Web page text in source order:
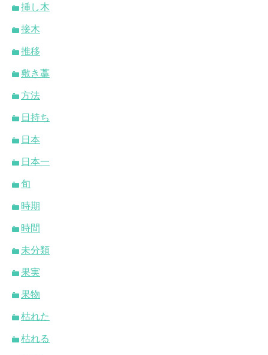
挿し木
接木
推移
敷き藁
方法
日持ち
日本
日本一
旬
時期
時間
未分類
果実
果物
枯れた
枯れる